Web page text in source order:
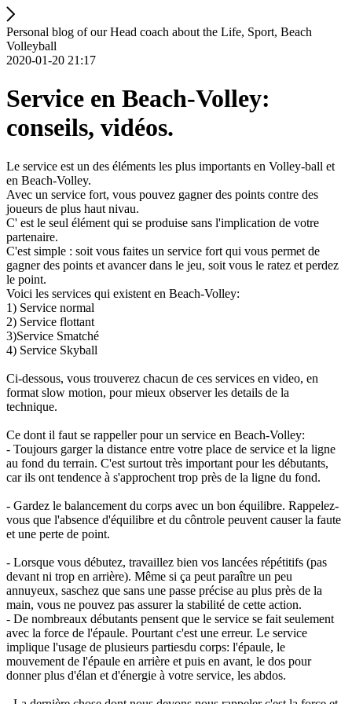
Personal blog of our Head coach about the Life, Sport, Beach
Volleyball
2020-01-20 21:17
Service en Beach-Volley:
conseils, vidéos.
Le service est un des éléments les plus importants en Volley-ball et
en Beach-Volley.
Avec un service fort, vous pouvez gagner des points contre des
joueurs de plus haut nivau.
C' est le seul élément qui se produise sans l'implication de votre
partenaire.
C'est simple : soit vous faites un service fort qui vous permet de
gagner des points et avancer dans le jeu, soit vous le ratez et perdez
le point.
Voici les services qui existent en Beach-Volley:
1) Service normal
2) Service flottant
3)Service Smatché
4) Service Skyball
Ci-dessous, vous trouverez chacun de ces services en video, en
format slow motion, pour mieux observer les details de la
technique.
Ce dont il faut se rappeller pour un service en Beach-Volley:
- Toujours garger la distance entre votre place de service et la ligne
au fond du terrain. C'est surtout très important pour les débutants,
car ils ont tendence à s'approchent trop près de la ligne du fond.
- Gardez le balancement du corps avec un bon équilibre. Rappelez-
vous que l'absence d'équilibre et du côntrole peuvent causer la faute
et une perte de point.
- Lorsque vous débutez, travaillez bien vos lancées répétitifs (pas
devant ni trop en arrière). Même si ça peut paraître un peu
annuyeux, saschez que sans une passe précise au plus près de la
main, vous ne pouvez pas assurer la stabilité de cette action.
- De nombreaux débutants pensent que le service se fait seulement
avec la force de l'épaule. Pourtant c'est une erreur. Le service
implique l'usage de plusieurs partiesdu corps: l'épaule, le
mouvement de l'épaule en arrière et puis en avant, le dos pour
donner plus d'élan et d'énergie à votre service, les abdos.